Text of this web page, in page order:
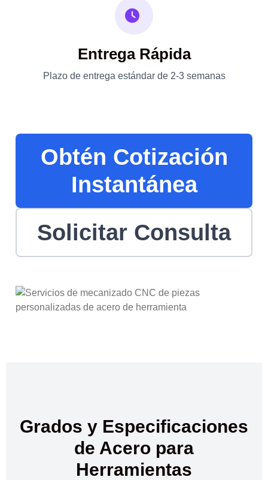
Entrega Rápida
Plazo de entrega estándar de 2-3 semanas
Obtén Cotización
Instantánea
Solicitar Consulta
Grados y Especificaciones
de Acero para
Herramientas